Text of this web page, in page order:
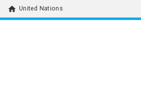
home United Nations